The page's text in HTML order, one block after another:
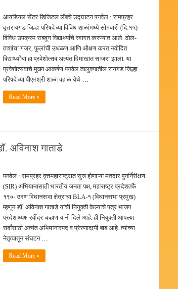
आयडियल सेंटर डिजिटल लॅबचे उद्घाटन पनवेल : रामप्रहर
वृत्तरायगड जिल्हा परिषदेच्या विविध शाळांमध्ये सोमवारी (दि.१५)
विविध उपक्रम राबवून विद्यार्थ्यांचे स्वागत करण्यात आले. ढोल-
ताशांचा गजर, फुलांची उधळण आणि औक्षण करत नवोदित
विद्यार्थ्यांचा हा प्रवेशोत्सव अत्यंत दिमाखात साजरा झाला. या
प्रवेशोत्सवाचे मुख्य आकर्षण पनवेल तालुक्यातील रायगड जिल्हा
परिषदेच्या पीएमश्री शाळा वहाळ येथे …
Read More »
अविनाश गाताडे
पनवेल : रामप्रहर वृत्तमहाराष्ट्रात सुरू होणाऱ्या मतदार पुनर्निरीक्षण
(SIR) अभियानासाठी भारतीय जनता पक्ष, महाराष्ट्र प्रदेशतर्फे
१९०- उरण विधानसभा क्षेत्राचा BLA-१ (विधानसभा प्रमुख)
म्हणून डॉ. अविनाश गाताडे यांची नियुक्ती केल्याचे पत्र भाजप
प्रदेशाध्यक्ष रवींद्र चव्हाण यांनी दिले आहे. ही नियुक्ती आपल्या
सर्वांसाठी अत्यंत अभिमानास्पद व प्रेरणादायी बाब आहे. त्यांच्या
नेतृत्वातून संघटन …
Read More »